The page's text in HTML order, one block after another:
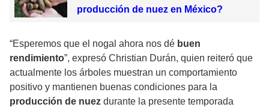
producción de nuez en México?
“Esperemos que el nogal ahora nos dé buen
rendimiento”, expresó Christian Durán, quien reiteró que
actualmente los árboles muestran un comportamiento
positivo y mantienen buenas condiciones para la
producción de nuez durante la presente temporada